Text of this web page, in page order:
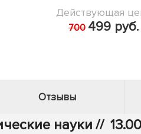
Действующая
700 499 руб.
Отзывы
науки //